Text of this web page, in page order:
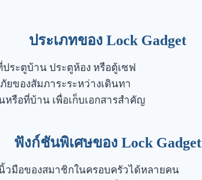
ประเภทของ Lock Gadget
ระตูบ้าน ประตูห้อง หรือตู้เซฟ
ของสัมภาระระหว่างเดินทา
รือที่บ้าน เพื่อเก็บเอกสารสำคัญ
ฟังก์ชันพิเศษของ Lock Gadget
วมือของสมาชิกในครอบครัวได้หลายคน